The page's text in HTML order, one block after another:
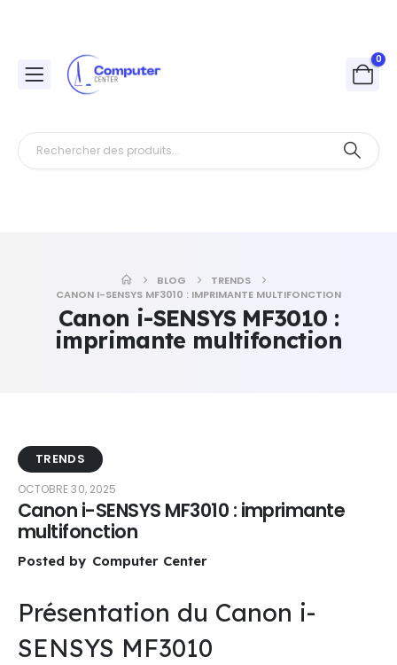
0
BLOG
TRENDS
CANON I-SENSYS MF3010 : IMPRIMANTE MULTIFONCTION
Canon i-SENSYS MF3010 :
imprimante multifonction
TRENDS
OCTOBRE 30, 2025
Canon i-SENSYS MF3010 : imprimante
multifonction
Posted by Computer Center
Présentation du Canon i-
SENSYS MF3010